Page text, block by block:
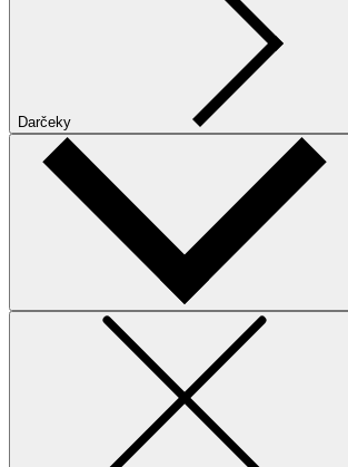
Darčeky